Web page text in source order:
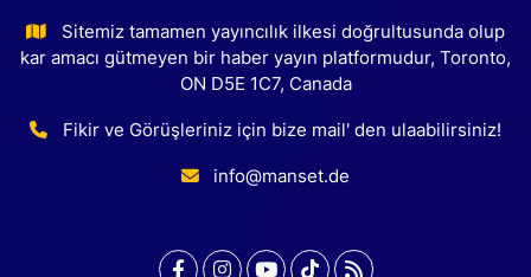
Sitemiz tamamen yayıncılık ilkesi doğrultusunda olup
kar amacı gütmeyen bir haber yayın platformudur, Toronto,
ON D5E 1C7, Canada
Fikir ve Görüşleriniz için bize mail' den ulaabilirsiniz!
info@manset.de